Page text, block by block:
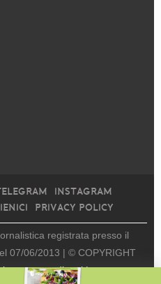
INSTAGRAM
PRIVACY POLICY
registrata presso il
07/06/2013 | © COPYRIGHT
media srl |